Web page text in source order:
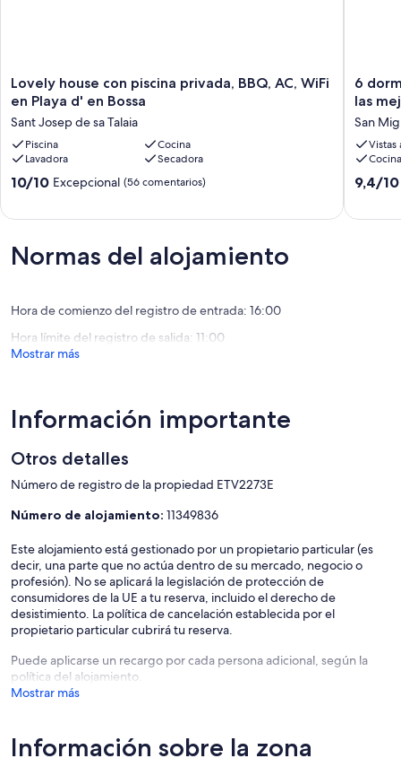
Lovely
house
piscina
privada,
BBQ,
AC,
WiFi
en
Josep
sa
Talaia
Lovely house con piscina privada, BBQ, AC, WiFi
en Playa d' en Bossa
Sant Josep de sa Talaia
Piscina
Cocina
Lavadora
Secadora
10.0
(56 comentarios)
10/10 Excepcional (56 comentarios)
6
baños,
piscina
privada
infinita
6
las
San
Vistas
Cocina
9.4
9,4/10
Normas del alojamiento
Hora de comienzo del registro de entrada: 16:00
Hora límite del registro de salida: 11:00
Mostrar más
Información importante
Otros detalles
Número de registro de la propiedad ETV2273E
Número de alojamiento: 11349836
Este alojamiento está gestionado por un propietario particular (es
decir, una parte que no actúa dentro de su mercado, negocio o
profesión). No se aplicará la legislación de protección de
consumidores de la UE a tu reserva, incluido el derecho de
desistimiento. La política de cancelación establecida por el
propietario particular cubrirá tu reserva.
Puede aplicarse un recargo por cada persona adicional, según la
política del alojamiento.
Mostrar más
Información sobre la zona